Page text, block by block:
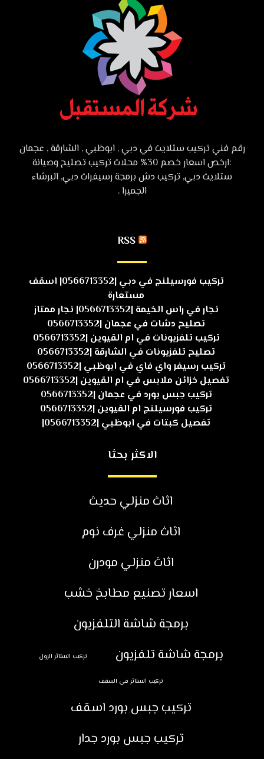
رقم فني تركيب ستلايت في دبي , ابوظبي , الشارقة , عجمان
:ارخص اسعار خصم 30% محلات تركيب تصليح وصيانة
ستلايت دبي, تركيب دش برمجة رسيفرات دبي, البرشاء
الجميرا .
RSS
تركيب فورسيلنج في دبي |0566713352| اسقف
مستعارة
نجار في راس الخيمة |0566713352| نجار ممتاز
تصليح دشات في عجمان |0566713352
تركيب تلفزيونات في ام القيوين |0566713352
تصليح تلفزيونات في الشارقة |0566713352
تركيب رسيفر واي فاي في ابوظبي |0566713352
تفصيل خزائن ملابس في ام القيوين |0566713352
تركيب جبس بورد في عجمان |0566713352
تركيب فورسيلنج ام القيوين |0566713352
تفصيل كبتات في ابوظبي |0566713352|
الاكثر بحثا
اثاث منزلي حديث
اثاث منزلي غرف نوم
اثاث منزلي مودرن
اسعار تصنيع مطابخ خشب
برمجة شاشة التلفزيون
برمجة شاشة تلفزيون
تركيب الستائر الرول
تركيب الستائر في السقف
تركيب جبس بورد اسقف
تركيب جبس بورد جدار